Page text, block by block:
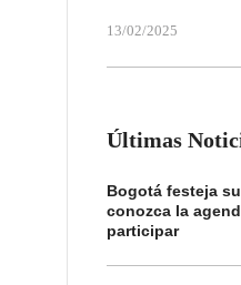
13/02/2025
Últimas
Bogotá festeja
conozca la
participar